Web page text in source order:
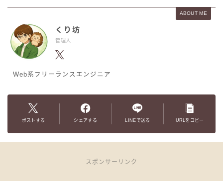
ABOUT ME
くり坊
管理人
Web系フリーランスエンジニア
ポストする シェアする LINEで送る URLをコピー
スポンサーリンク